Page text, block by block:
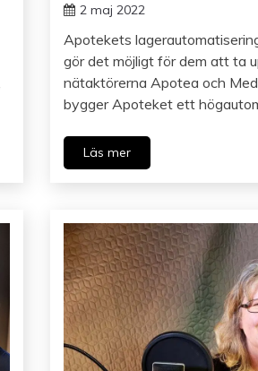
2 maj 2022
Apotekets
gör det möjligt för dem att ta
nätaktörerna Apotea och
bygger Apoteket ett
Läs mer